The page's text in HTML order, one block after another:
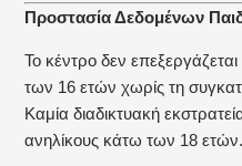
Προστασία Δεδομένων
Το κέντρο δεν
των 16 ετών χωρίς τη
Καμία διαδικτυακή
ανηλίκους κάτω των 18 ετών.